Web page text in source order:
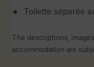
Toilette séparée
The descriptions,
accommodation are